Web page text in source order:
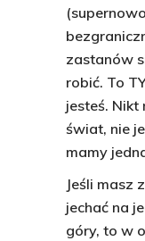
zastanów
robić. To
jesteś. Nikt
świat, nie
mamy
Jeśli masz
jechać na
góry, to w